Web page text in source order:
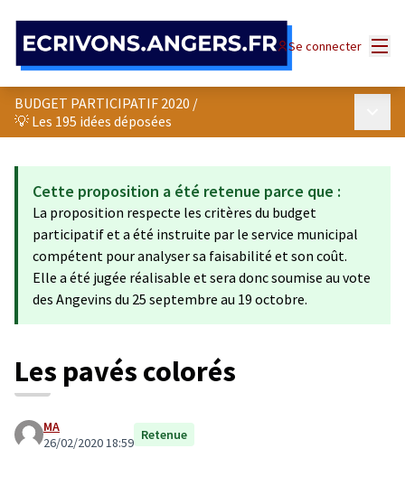
Se connecter
BUDGET PARTICIPATIF 2020 /
💡 Les 195 idées déposées
Cette proposition a été retenue parce que :
La proposition respecte les critères du budget
participatif et a été instruite par le service municipal
compétent pour analyser sa faisabilité et son coût.
Elle a été jugée réalisable et sera donc soumise au vote
des Angevins du 25 septembre au 19 octobre.
Les pavés colorés
MA
26/02/2020 18:59 Retenue